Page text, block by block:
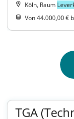
Köln, Raum
Von 44.000,00 €
TGA